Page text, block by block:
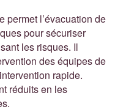
permet l’évacuation de
pour sécuriser
les risques. Il
des équipes de
rapide.
réduits en les